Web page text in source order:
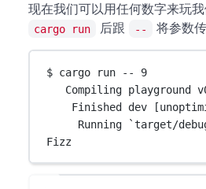
现在我们可以用任何数字来玩
cargo run 后跟 -- 将参数
$ cargo run -- 9
Compiling playground
Finished dev
Running `target/
Fizz